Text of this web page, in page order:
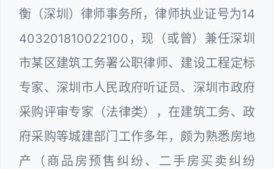
衡（深圳）律师事务所，律师执业证号为14
403201810022100，现（或曾）兼任深圳
市某区建筑工务署公职律师、建设工程定标
专家、深圳市人民政府听证员、深圳市政府
采购评审专家（法律类），在建筑工务、政
府采购等城建部门工作多年，颇为熟悉房地
产（商品房预售纠纷、二手房买卖纠纷